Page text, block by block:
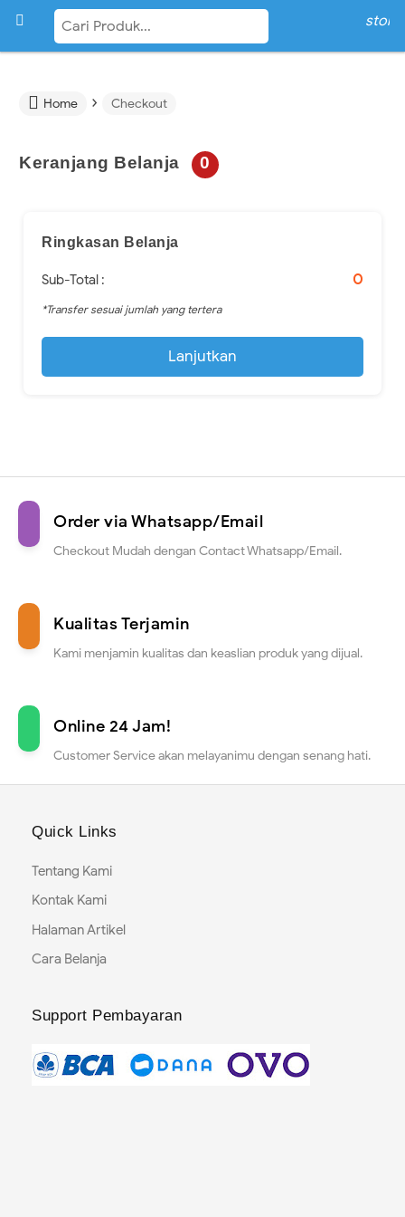
 store
 Home › Checkout
Keranjang Belanja 0
Ringkasan Belanja
Sub-Total : 0
*Transfer sesuai jumlah yang tertera
Lanjutkan
Order via Whatsapp/Email
Checkout Mudah dengan Contact Whatsapp/Email.
Kualitas Terjamin
Kami menjamin kualitas dan keaslian produk yang dijual.
Online 24 Jam!
Customer Service akan melayanimu dengan senang hati.
Quick Links
Tentang Kami
Kontak Kami
Halaman Artikel
Cara Belanja
Support Pembayaran